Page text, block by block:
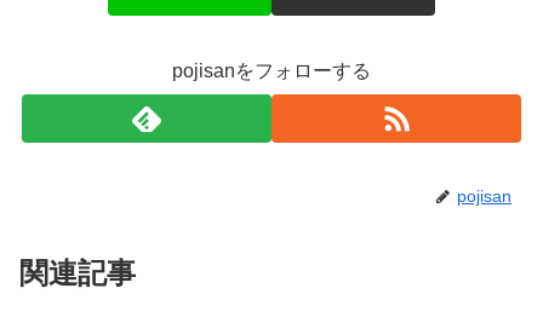
pojisanをフォローする
pojisan
関連記事